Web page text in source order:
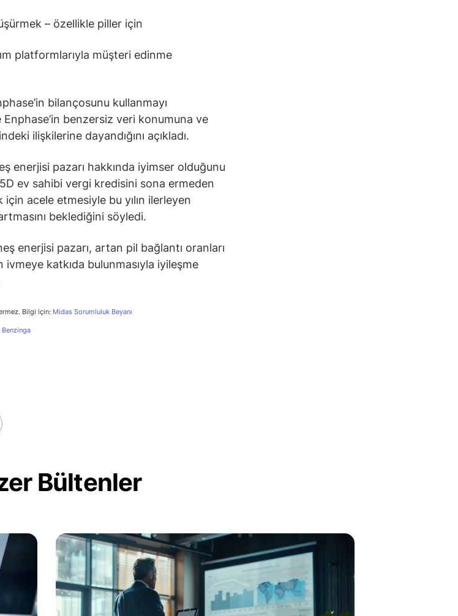
– özellikle piller için
platformlarıyla müşteri edinme
bilançosunu kullanmayı
benzersiz veri konumuna ve
ilişkilerine dayandığını açıkladı.
enerjisi pazarı hakkında iyimser olduğunu
ev sahibi vergi kredisini sona ermeden
acele etmesiyle bu yılın ilerleyen
beklediğini söyledi.
enerjisi pazarı, artan pil bağlantı oranları
katkıda bulunmasıyla iyileşme
Bilgi için: Midas Sorumluluk Beyanı
Benzinga
Bültenler